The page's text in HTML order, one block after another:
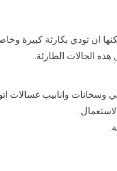
ان تودي بكارثة كبيرة
الحالات الطارئة.
وانابيب غسالات